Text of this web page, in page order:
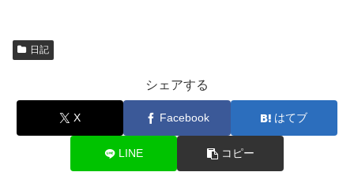
日記
シェアする
X Facebook はてブ
LINE コピー